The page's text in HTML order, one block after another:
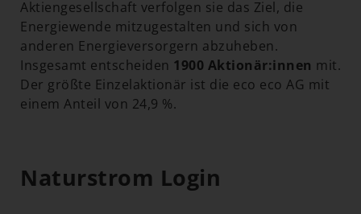
Aktiengesellschaft verfolgen sie das Ziel, die
Energiewende mitzugestalten und sich von
anderen Energieversorgern abzuheben.
Insgesamt entscheiden 1900 Aktionär:innen mit.
Der größte Einzelaktionär ist die eco eco AG mit
einem Anteil von 24,9 %.
Naturstrom Login